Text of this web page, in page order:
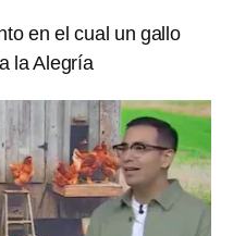
en el cual un gallo
la Alegría